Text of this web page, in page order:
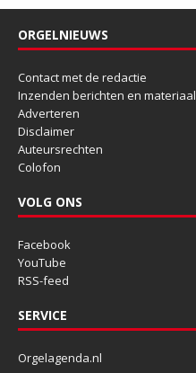
ORGELNIEUWS
Contact met de redactie
Inzenden berichten en materiaal
Adverteren
Disclaimer
Auteursrechten
Colofon
VOLG ONS
Facebook
YouTube
RSS-feed
SERVICE
Orgelagenda.nl